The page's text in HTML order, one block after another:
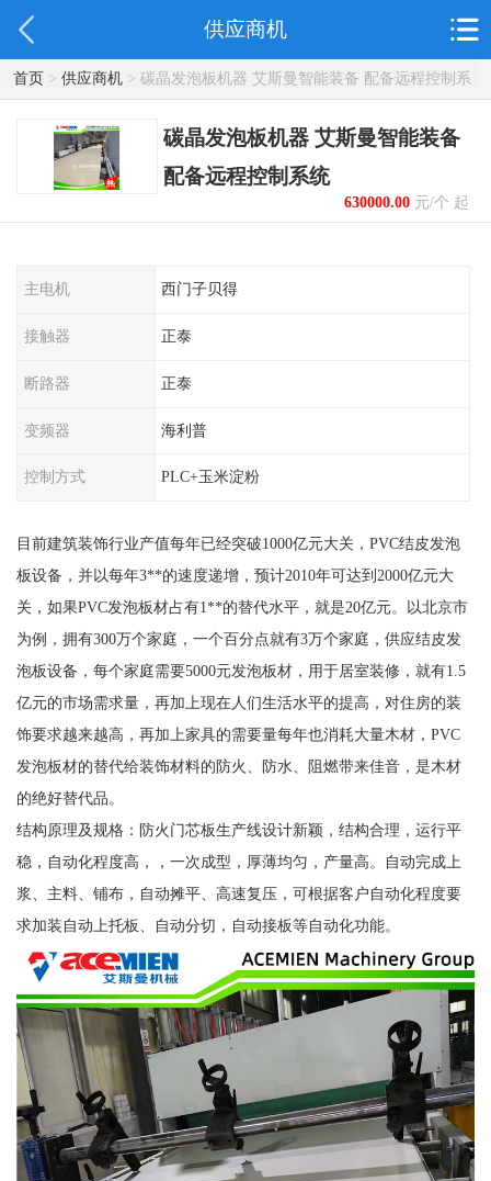
供应商机
首页> 供应商机> 碳晶发泡板机器 艾斯曼智能装备 配备远程控制系
统
碳晶发泡板机器 艾斯曼智能装备
配备远程控制系统
630000.00元/个 起
主电机 西门子贝得
接触器 正泰
断路器 正泰
变频器 海利普
控制方式 PLC+玉米淀粉
目前建筑装饰行业产值每年已经突破1000亿元大关，PVC结皮发泡
板设备，并以每年3**的速度递增，预计2010年可达到2000亿元大
关，如果PVC发泡板材占有1**的替代水平，就是20亿元。以北京市
为例，拥有300万个家庭，一个百分点就有3万个家庭，供应结皮发
泡板设备，每个家庭需要5000元发泡板材，用于居室装修，就有1.5
亿元的市场需求量，再加上现在人们生活水平的提高，对住房的装
饰要求越来越高，再加上家具的需要量每年也消耗大量木材，PVC
发泡板材的替代给装饰材料的防火、防水、阻燃带来佳音，是木材
的绝好替代品。
结构原理及规格：防火门芯板生产线设计新颖，结构合理，运行平
稳，自动化程度高，，一次成型，厚薄均匀，产量高。自动完成上
浆、主料、铺布，自动摊平、高速复压，可根据客户自动化程度要
求加装自动上托板、自动分切，自动接板等自动化功能。